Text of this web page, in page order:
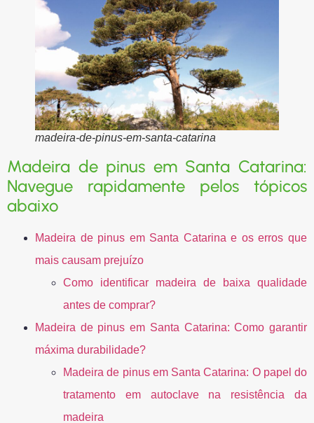
madeira-de-pinus-em-santa-catarina
Madeira de pinus em Santa Catarina:
Navegue rapidamente pelos tópicos
abaixo
Madeira de pinus em Santa Catarina e os erros que
mais causam prejuízo
Como identificar madeira de baixa qualidade
antes de comprar?
Madeira de pinus em Santa Catarina: Como garantir
máxima durabilidade?
Madeira de pinus em Santa Catarina: O papel do
tratamento em autoclave na resistência da
madeira